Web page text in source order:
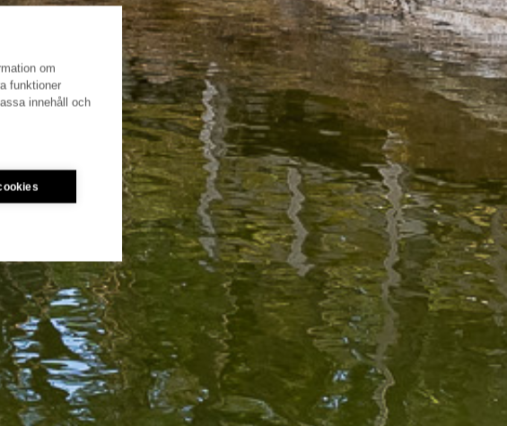
om
funktioner
innehåll och